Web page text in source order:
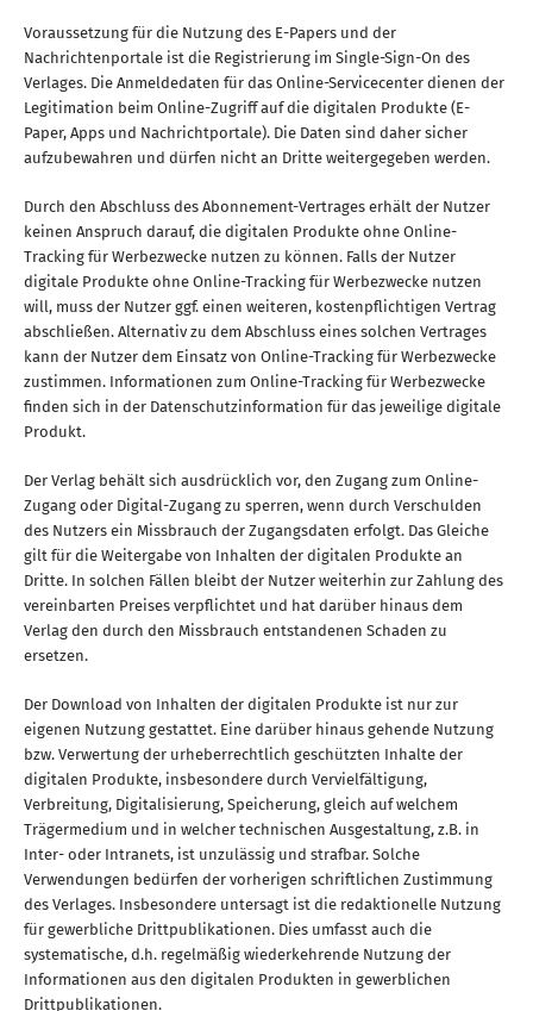
Voraussetzung für die Nutzung des E-Papers und der
Nachrichtenportale ist die Registrierung im Single-Sign-On des
Verlages. Die Anmeldedaten für das Online-Servicecenter dienen der
Legitimation beim Online-Zugriff auf die digitalen Produkte (E-
Paper, Apps und Nachrichtportale). Die Daten sind daher sicher
aufzubewahren und dürfen nicht an Dritte weitergegeben werden.
Durch den Abschluss des Abonnement-Vertrages erhält der Nutzer
keinen Anspruch darauf, die digitalen Produkte ohne Online-
Tracking für Werbezwecke nutzen zu können. Falls der Nutzer
digitale Produkte ohne Online-Tracking für Werbezwecke nutzen
will, muss der Nutzer ggf. einen weiteren, kostenpflichtigen Vertrag
abschließen. Alternativ zu dem Abschluss eines solchen Vertrages
kann der Nutzer dem Einsatz von Online-Tracking für Werbezwecke
zustimmen. Informationen zum Online-Tracking für Werbezwecke
finden sich in der Datenschutzinformation für das jeweilige digitale
Produkt.
Der Verlag behält sich ausdrücklich vor, den Zugang zum Online-
Zugang oder Digital-Zugang zu sperren, wenn durch Verschulden
des Nutzers ein Missbrauch der Zugangsdaten erfolgt. Das Gleiche
gilt für die Weitergabe von Inhalten der digitalen Produkte an
Dritte. In solchen Fällen bleibt der Nutzer weiterhin zur Zahlung des
vereinbarten Preises verpflichtet und hat darüber hinaus dem
Verlag den durch den Missbrauch entstandenen Schaden zu
ersetzen.
Der Download von Inhalten der digitalen Produkte ist nur zur
eigenen Nutzung gestattet. Eine darüber hinaus gehende Nutzung
bzw. Verwertung der urheberrechtlich geschützten Inhalte der
digitalen Produkte, insbesondere durch Vervielfältigung,
Verbreitung, Digitalisierung, Speicherung, gleich auf welchem
Trägermedium und in welcher technischen Ausgestaltung, z.B. in
Inter- oder Intranets, ist unzulässig und strafbar. Solche
Verwendungen bedürfen der vorherigen schriftlichen Zustimmung
des Verlages. Insbesondere untersagt ist die redaktionelle Nutzung
für gewerbliche Drittpublikationen. Dies umfasst auch die
systematische, d.h. regelmäßig wiederkehrende Nutzung der
Informationen aus den digitalen Produkten in gewerblichen
Drittpublikationen.